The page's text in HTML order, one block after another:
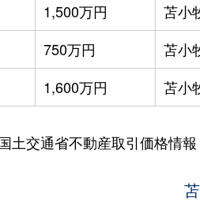
1,500万円
苫小
750万円
苫小
1,600万円 苫小
土交通省不動産取引価格情